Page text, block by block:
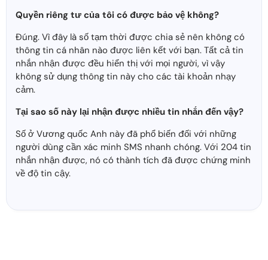
Quyền riêng tư của tôi có được bảo vệ không?
Đúng. Vì đây là số tạm thời được chia sẻ nên không có
thông tin cá nhân nào được liên kết với bạn. Tất cả tin
nhắn nhận được đều hiển thị với mọi người, vì vậy
không sử dụng thông tin này cho các tài khoản nhạy
cảm.
Tại sao số này lại nhận được nhiều tin nhắn đến vậy?
Số ở Vương quốc Anh này đã phổ biến đối với những
người dùng cần xác minh SMS nhanh chóng. Với 204 tin
nhắn nhận được, nó có thành tích đã được chứng minh
về độ tin cậy.